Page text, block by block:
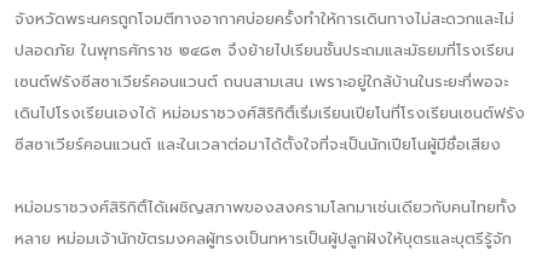
จังหวัดพระนครถูกโจมตีทางอากาศบ่อยครั้งทำให้การเดินทางไม่สะดวกและไม่
ปลอดภัย ในพุทธศักราช ๒๔๘๓ จึงย้ายไปเรียนชั้นประถมและมัธยมที่โรงเรียน
เซนต์ฟรังซีสซาเวียร์คอนแวนต์ ถนนสามเสน เพราะอยู่ใกล้บ้านในระยะที่พอจะ
เดินไปโรงเรียนเองได้ หม่อมราชวงศ์สิริกิติ์เริ่มเรียนเปียโนที่โรงเรียนเซนต์ฟรัง
ซีสซาเวียร์คอนแวนต์ และในเวลาต่อมาได้ตั้งใจที่จะเป็นนักเปียโนผู้มีชื่อเสียง
หม่อมราชวงศ์สิริกิติ์ได้เผชิญสภาพของสงครามโลกมาเช่นเดียวกับคนไทยทั้ง
หลาย หม่อมเจ้านักขัตรมงคลผู้ทรงเป็นทหารเป็นผู้ปลูกฝังให้บุตรและบุตรีรู้จัก